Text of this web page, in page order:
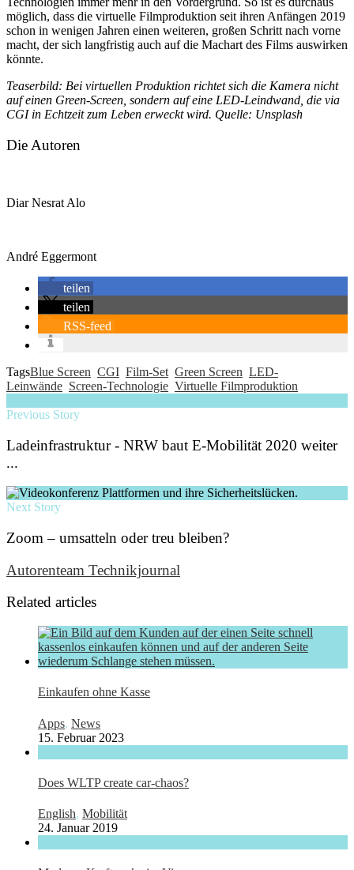
möglich, dass die virtuelle Filmproduktion seit ihren Anfängen 2019
schon in wenigen Jahren einen weiteren, großen Schritt nach vorne
macht, der sich langfristig auch auf die Machart des Films auswirken
könnte.
Teaserbild: Bei virtuellen Produktion richtet sich die Kamera nicht
auf einen Green-Screen, sondern auf eine LED-Leindwand, die via
CGI in Echtzeit zum Leben erweckt wird. Quelle: Unsplash
Die Autoren
Diar Nesrat Alo
André Eggermont
teilen
teilen
RSS-feed
TagsBlue Screen CGI Film-Set Green Screen LED-
Leinwände Screen-Technologie Virtuelle Filmproduktion
Previous Story
Ladeinfrastruktur - NRW baut E-Mobilität 2020 weiter
...
Next Story
Zoom – umsatteln oder treu bleiben?
Autorenteam Technikjournal
Related articles
Einkaufen ohne Kasse
Apps, News
15. Februar 2023
Does WLTP create car-chaos?
English, Mobilität
24. Januar 2019